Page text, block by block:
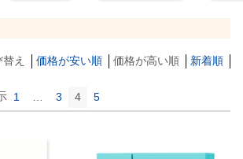
え 価格が安い順 価格が高い順 新着順
1 3 4 5